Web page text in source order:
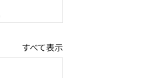
すべて表示